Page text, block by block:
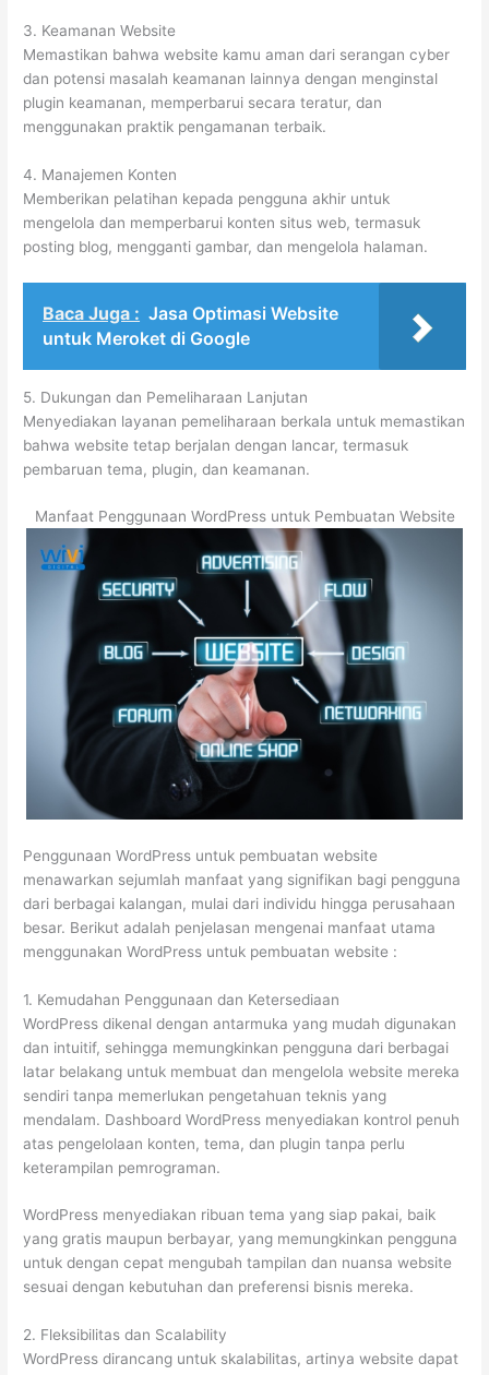
3. Keamanan Website
Memastikan bahwa website kamu aman dari serangan cyber
dan potensi masalah keamanan lainnya dengan menginstal
plugin keamanan, memperbarui secara teratur, dan
menggunakan praktik pengamanan terbaik.
4. Manajemen Konten
Memberikan pelatihan kepada pengguna akhir untuk
mengelola dan memperbarui konten situs web, termasuk
posting blog, mengganti gambar, dan mengelola halaman.
Baca Juga : Jasa Optimasi Website
untuk Meroket di Google
5. Dukungan dan Pemeliharaan Lanjutan
Menyediakan layanan pemeliharaan berkala untuk memastikan
bahwa website tetap berjalan dengan lancar, termasuk
pembaruan tema, plugin, dan keamanan.
Manfaat Penggunaan WordPress untuk Pembuatan Website
Penggunaan WordPress untuk pembuatan website
menawarkan sejumlah manfaat yang signifikan bagi pengguna
dari berbagai kalangan, mulai dari individu hingga perusahaan
besar. Berikut adalah penjelasan mengenai manfaat utama
menggunakan WordPress untuk pembuatan website :
1. Kemudahan Penggunaan dan Ketersediaan
WordPress dikenal dengan antarmuka yang mudah digunakan
dan intuitif, sehingga memungkinkan pengguna dari berbagai
latar belakang untuk membuat dan mengelola website mereka
sendiri tanpa memerlukan pengetahuan teknis yang
mendalam. Dashboard WordPress menyediakan kontrol penuh
atas pengelolaan konten, tema, dan plugin tanpa perlu
keterampilan pemrograman.
WordPress menyediakan ribuan tema yang siap pakai, baik
yang gratis maupun berbayar, yang memungkinkan pengguna
untuk dengan cepat mengubah tampilan dan nuansa website
sesuai dengan kebutuhan dan preferensi bisnis mereka.
2. Fleksibilitas dan Scalability
WordPress dirancang untuk skalabilitas, artinya website dapat